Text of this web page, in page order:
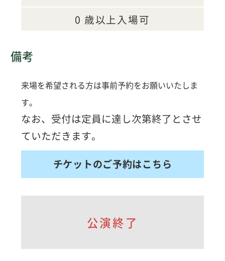
0 歳以上入場可
備考
来場を希望される方は事前予約をお願いいたしま
す。
なお、受付は定員に達し次第終了とさせ
ていただきます。
チケットのご予約はこちら
公演終了